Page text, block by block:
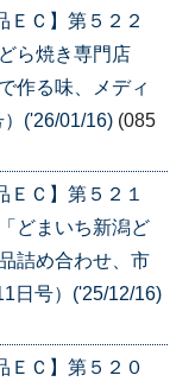
ＥＣ】第５２２
ら焼き専門店
作る味、メディ
('26/01/16) (085
ＥＣ】第５２１
どまいち新潟ど
詰め合わせ、市
日号）('25/12/16)
ＥＣ】第５２０